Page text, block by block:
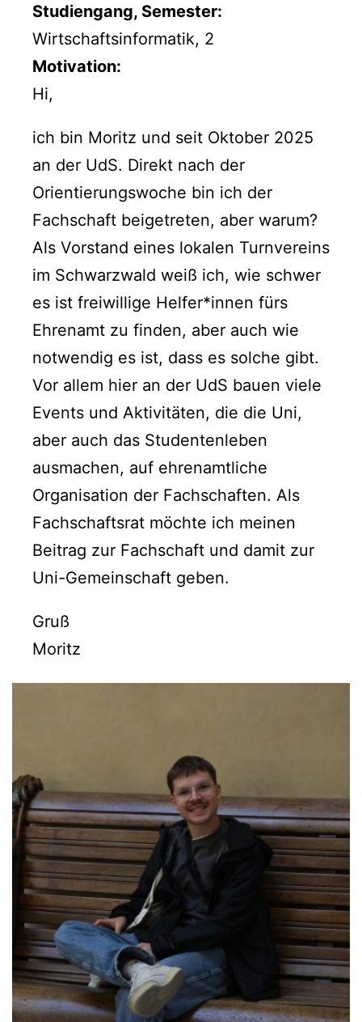
Studiengang, Semester:
Wirtschaftsinformatik, 2
Motivation:
Hi,
ich bin Moritz und seit Oktober 2025
an der UdS. Direkt nach der
Orientierungswoche bin ich der
Fachschaft beigetreten, aber warum?
Als Vorstand eines lokalen Turnvereins
im Schwarzwald weiß ich, wie schwer
es ist freiwillige Helfer*innen fürs
Ehrenamt zu finden, aber auch wie
notwendig es ist, dass es solche gibt.
Vor allem hier an der UdS bauen viele
Events und Aktivitäten, die die Uni,
aber auch das Studentenleben
ausmachen, auf ehrenamtliche
Organisation der Fachschaften. Als
Fachschaftsrat möchte ich meinen
Beitrag zur Fachschaft und damit zur
Uni-Gemeinschaft geben.
Gruß
Moritz